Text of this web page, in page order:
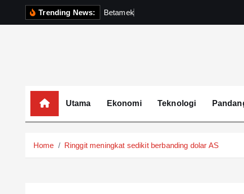
Trending News: Betamek
Utama Ekonomi Teknologi
Home Ringgit meningkat sedikit berbanding dolar AS